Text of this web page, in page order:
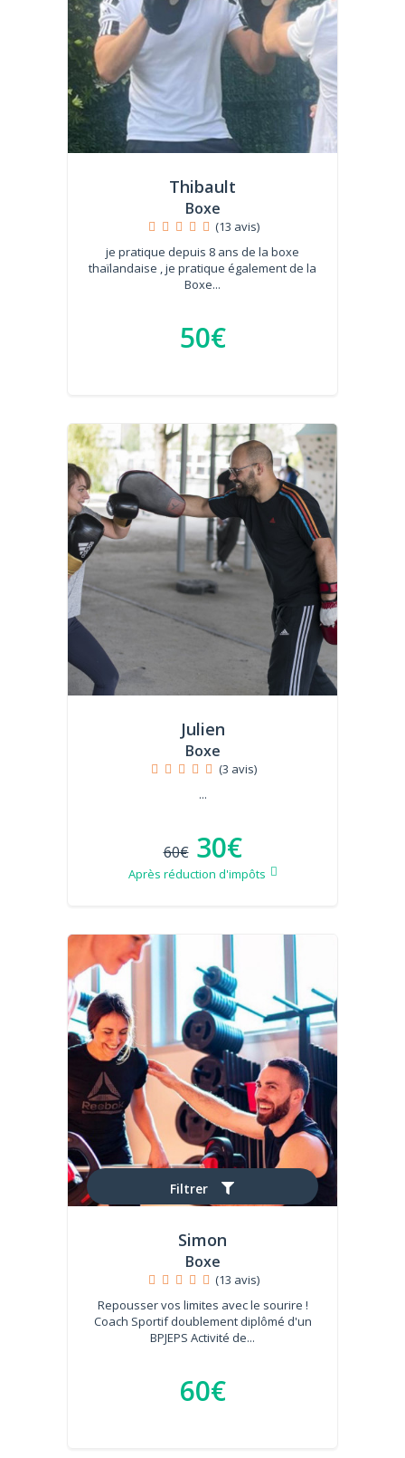
Filtrer
Thibault
Boxe
(13 avis)
je pratique depuis 8 ans de la boxe
thaïlandaise , je pratique également de la
Boxe...
50€
Julien
Boxe
(3 avis)
...
60€ 30€
Après réduction d'impôts
Simon
Boxe
(13 avis)
Repousser vos limites avec le sourire !
Coach Sportif doublement diplômé d'un
BPJEPS Activité de...
60€